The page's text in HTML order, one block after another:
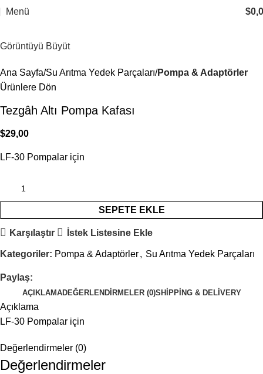
Menü $
Görüntüyü Büyüt
Ana Sayfa Su Arıtma Yedek Parçaları Pompa & Adaptörler
Ürünlere Dön
Tezgâh Altı Pompa Kafası
$29,00
LF-30 Pompalar için
SEPETE EKLE
Karşılaştır İstek Listesine Ekle
Kategoriler: Pompa & Adaptörler, Su Arıtma Yedek Parçaları
Paylaş:
AÇIKLAMADEĞERLENDIRMELER (0)SHIPPING & DELIVERY
Açıklama
LF-30 Pompalar için
Değerlendirmeler (0)
Değerlendirmeler